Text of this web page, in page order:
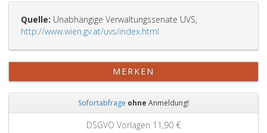
Quelle: Unabhängige Verwaltungssenate UVS,
http://www.wien.gv.at/uvs/index.html
MERKEN
Sofortabfrage ohne Anmeldung!
DSGVO Vorlagen 11,90 €